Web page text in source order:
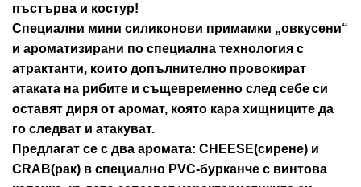
пъстърва и костур!
Специални мини силиконови примамки „овкусени“
и ароматизирани по специална технология с
атрактанти, които допълнително провокират
атаката на рибите и същевременно след себе си
оставят диря от аромат, която кара хищниците да
го следват и атакуват.
Предлагат се с два аромата: CHEESE(сирене) и
CRAB(рак) в специално PVC-бурканче с винтова